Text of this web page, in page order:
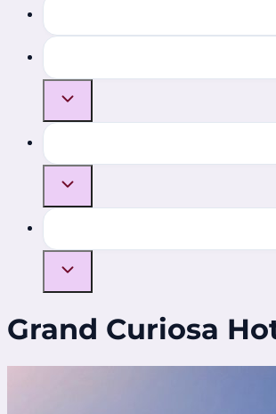
Grand Curiosa